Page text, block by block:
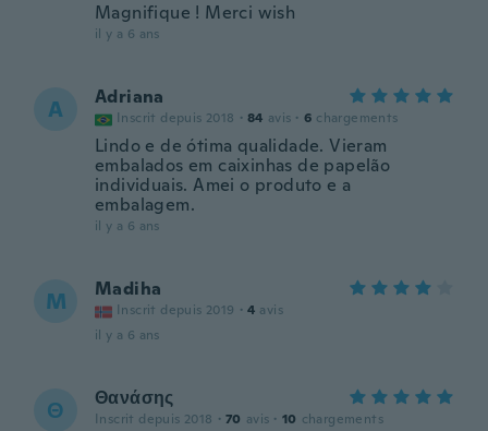
Magnifique ! Merci wish
il y a 6 ans
A Adriana
Inscrit depuis 2018 · 84 avis · 6 chargements
Lindo e de ótima qualidade. Vieram
embalados em caixinhas de papelão
individuais. Amei o produto e a
embalagem.
il y a 6 ans
M Madiha
Inscrit depuis 2019 · 4 avis
il y a 6 ans
Θ Θανάσης
Inscrit depuis 2018 · 70 avis · 10 chargements